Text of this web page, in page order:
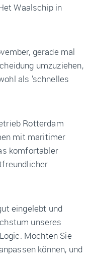
Waalschip in
gerade mal
umzuziehen,
als 'schnelles
Rotterdam
mit maritimer
komfortabler
eingelebt und
unseres
Möchten Sie
können, und